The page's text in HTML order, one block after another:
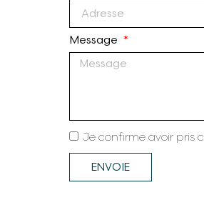
Message
Je confirme avoir pris
ENVOIE